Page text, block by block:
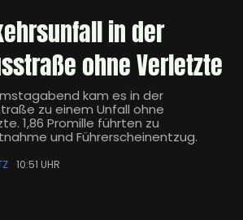
in der
ohne Verletzte
kam es in der
zu einem Unfall ohne
1,86 Promille führten zu
und Führerscheinentzug.
10:51 UHR